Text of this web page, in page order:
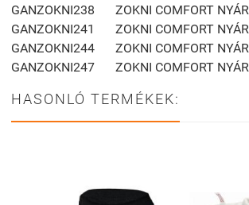
GANZOKNI238
ZOKNI COMFORT
GANZOKNI241
ZOKNI COMFORT
GANZOKNI244
ZOKNI COMFORT
GANZOKNI247
ZOKNI COMFORT
HASONLÓ TERMÉKEK: